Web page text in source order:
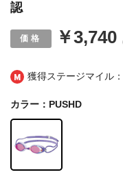
獲得ステージマイル
認
￥3,740
カラー：PUSHD